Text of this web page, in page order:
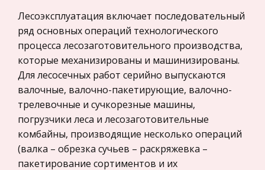
Пищевые продукты
Конституционное (государственное) право
зарубежных стран
Государственное регулирование, Таможня,
Налоги
Транспорт
Жилищное право
Гражданское право
7)Архитектура 8)Живопись 9)Значение принятия
христианства. 10)Заключение. Введение. Для на
Технические приемы (АХД)
Таблицы должны быть удобными, наглядными и
включать в себя все необходимые показатели.
Сравнения показателей—важнейший
технический прием АХД. Сравнение
показателей осуществляется для выявления
отклон
Лесоэксплуатация включает последовательный
ряд основных операций технологического
процесса лесозаготовительного производства,
которые механизированы и машинизированы.
Для лесосечных работ серийно выпускаются
валочные, валочно-пакетирующие, валочно-
трелевочные и сучкорезные машины,
погрузчики леса и лесозаготовительные
комбайны, производящие несколько операций
(валка – обрезка сучьев – раскряжевка –
пакетирование сортиментов и их